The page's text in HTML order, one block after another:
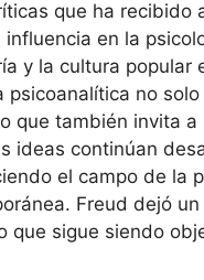
que ha recibido
influencia en la
y la cultura popular
psicoanalítica no
que también invita a
ideas continúan
el campo de la
Freud dejó
que sigue siendo